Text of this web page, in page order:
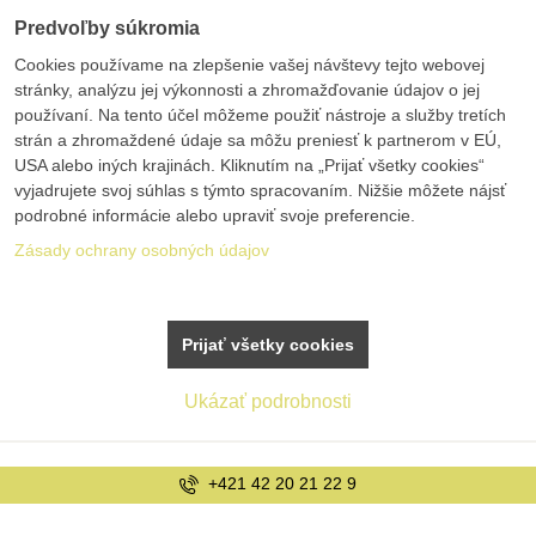
www.bolex.sk
Predvoľby súkromia
Cookies používame na zlepšenie vašej návštevy tejto webovej
stránky, analýzu jej výkonnosti a zhromažďovanie údajov o jej
používaní. Na tento účel môžeme použiť nástroje a služby tretích
strán a zhromaždené údaje sa môžu preniesť k partnerom v EÚ,
USA alebo iných krajinách. Kliknutím na „Prijať všetky cookies“
vyjadrujete svoj súhlas s týmto spracovaním. Nižšie môžete nájsť
podrobné informácie alebo upraviť svoje preferencie.
Zásady ochrany osobných údajov
Ukázať podrobnosti
Prijať všetky cookies